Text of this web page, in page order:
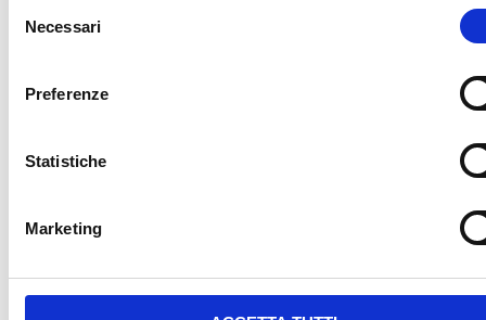
delNecessari
Preferenze
Statistiche
Marketing